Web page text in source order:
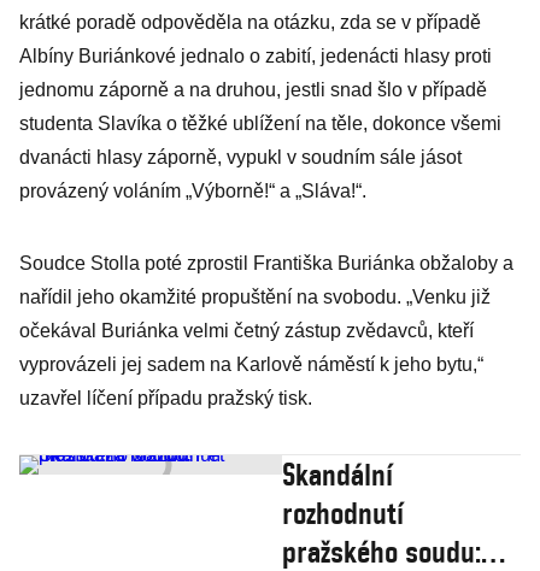
krátké poradě odpověděla na otázku, zda se v případě
Albíny Buriánkové jednalo o zabití, jedenácti hlasy proti
jednomu záporně a na druhou, jestli snad šlo v případě
studenta Slavíka o těžké ublížení na těle, dokonce všemi
dvanácti hlasy záporně, vypukl v soudním sále jásot
provázený voláním „Výborně!“ a „Sláva!“.
Soudce Stolla poté zprostil Františka Buriánka obžaloby a
nařídil jeho okamžité propuštění na svobodu. „Venku již
očekával Buriánka velmi četný zástup zvědavců, kteří
vyprovázeli jej sadem na Karlově náměstí k jeho bytu,“
uzavřel líčení případu pražský tisk.
Skandální
rozhodnutí
pražského soudu: